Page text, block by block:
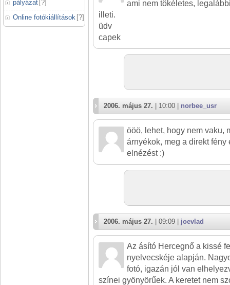
pályázat [?]
Online fotókiállítások [?]
ami nem tökéletes,
illeti.
üdv
capek
2006. május 27. | 10:00 | norbee_usr
ööö, lehet, hogy nem vaku,
árnyékok, meg a direkt fény
elnézést :)
2006. május 27. | 09:09 | joevlad
Az ásító Hercegnő a kissé
nyelvecskéje alapján.
fotó, igazán jól van
színei gyönyörűek. A keretet nem